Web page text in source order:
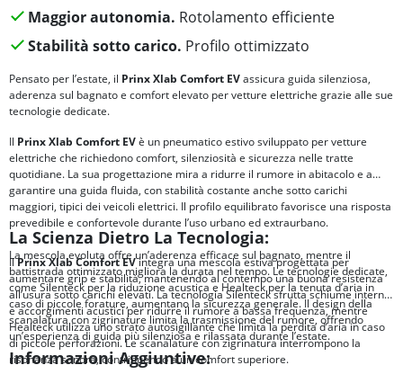
Maggior autonomia. Rotolamento efficiente
Stabilità sotto carico. Profilo ottimizzato
Pensato per l’estate, il Prinx Xlab Comfort EVassicura guida silenziosa,
aderenza sul bagnato e comfort elevato per vetture elettriche grazie alle sue
tecnologie dedicate.
Il Prinx Xlab Comfort EVè un pneumatico estivo sviluppato per vetture
elettriche che richiedono comfort, silenziosità e sicurezza nelle tratte
quotidiane. La sua progettazione mira a ridurre il rumore in abitacolo e a
garantire una guida fluida, con stabilità costante anche sotto carichi
maggiori, tipici dei veicoli elettrici. Il profilo equilibrato favorisce una risposta
prevedibile e confortevole durante l’uso urbano ed extraurbano.
La mescola evoluta offre un’aderenza efficace sul bagnato, mentre il
battistrada ottimizzato migliora la durata nel tempo. Le tecnologie dedicate,
come Silenteck per la riduzione acustica e Healteck per la tenuta d’aria in
caso di piccole forature, aumentano la sicurezza generale. Il design della
scanalatura con zigrinature limita la trasmissione del rumore, offrendo
un’esperienza di guida più silenziosa e rilassata durante l’estate.
La Scienza Dietro La Tecnologia:
IlPrinx Xlab Comfort EVintegra una mescola estiva progettata per
aumentare grip e stabilità, mantenendo al contempo una buona resistenza
all’usura sotto carichi elevati. La tecnologia Silenteck sfrutta schiume interne
e accorgimenti acustici per ridurre il rumore a bassa frequenza, mentre
Healteck utilizza uno strato autosigillante che limita la perdita d’aria in caso
di piccole perforazioni. Le scanalature con zigrinatura interrompono la
risonanza sonora, contribuendo a un comfort superiore.
Informazioni Aggiuntive: